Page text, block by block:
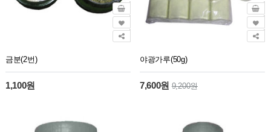
금분(2번)
1,100원
야광가루(50g)
7,600원9,200원